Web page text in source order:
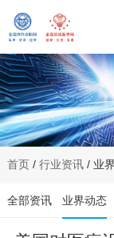
首页/ 行业资讯/ 业
全部资讯 业界动态